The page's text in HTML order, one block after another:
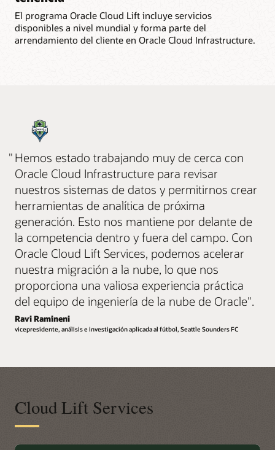
El programa Oracle Cloud Lift incluye servicios
disponibles a nivel mundial y forma parte del
arrendamiento del cliente en Oracle Cloud Infrastructure.
" Hemos estado trabajando muy de cerca con
Oracle Cloud Infrastructure para revisar
nuestros sistemas de datos y permitirnos crear
herramientas de analítica de próxima
generación. Esto nos mantiene por delante de
la competencia dentro y fuera del campo. Con
Oracle Cloud Lift Services, podemos acelerar
nuestra migración a la nube, lo que nos
proporciona una valiosa experiencia práctica
del equipo de ingeniería de la nube de Oracle".
Ravi Ramineni
vicepresidente, análisis e investigación aplicada al fútbol, Seattle Sounders FC
Cloud Lift Services